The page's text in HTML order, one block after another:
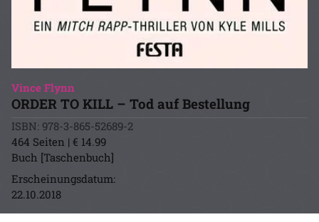
Vince Flynn
ORDER TO KILL – Tod auf Bestellung
ISBN: 978-3-865-52689-2
464 Seiten | € 14.99
Buch [Taschenbuch]
Erscheinungsdatum:
22.10.2018